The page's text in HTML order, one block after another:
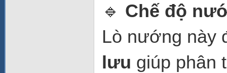
🔹 Chế độ
Lò nướng này
lưu giúp phân